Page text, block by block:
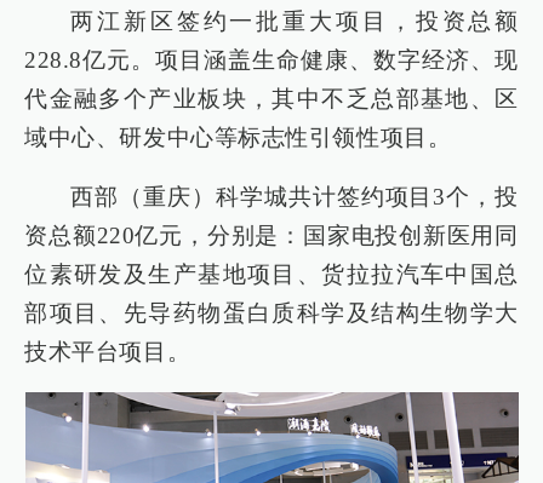
两江新区签约一批重大项目，投资总额
228.8亿元。项目涵盖生命健康、数字经济、现
代金融多个产业板块，其中不乏总部基地、区
域中心、研发中心等标志性引领性项目。
西部（重庆）科学城共计签约项目3个，投
资总额220亿元，分别是：国家电投创新医用同
位素研发及生产基地项目、货拉拉汽车中国总
部项目、先导药物蛋白质科学及结构生物学大
技术平台项目。